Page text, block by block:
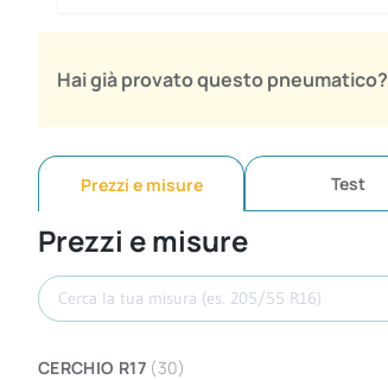
Hai già provato questo pneumatico?
Prezzi e misure Test
Prezzi e misure
Cerca misura
CERCHIO R17 (30)